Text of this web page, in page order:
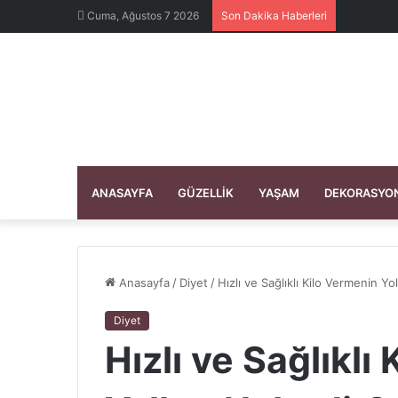
Cuma, Ağustos 7 2026 Son Dakika Haberleri
ANASAYFA GÜZELLIK YAŞAM
Anasayfa / Diyet / Hızlı ve Sağlıklı Kilo Vermenin
Diyet
Hızlı ve